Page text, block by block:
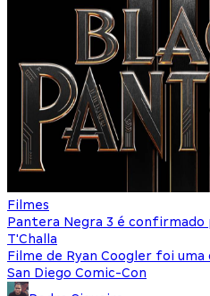
Filmes
Pantera Negra 3 é confirmado
T'Challa
Filme de Ryan Coogler foi uma
San Diego Comic-Con